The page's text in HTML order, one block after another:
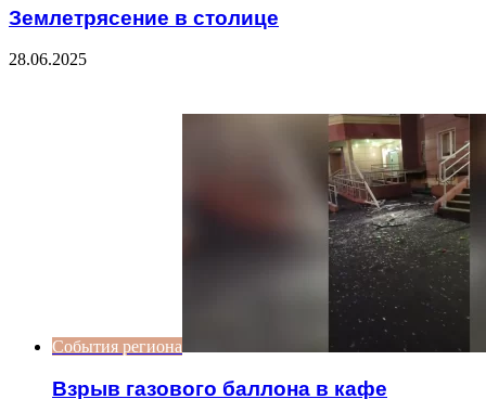
Землетрясение в столице
28.06.2025
События региона
Взрыв газового баллона в кафе